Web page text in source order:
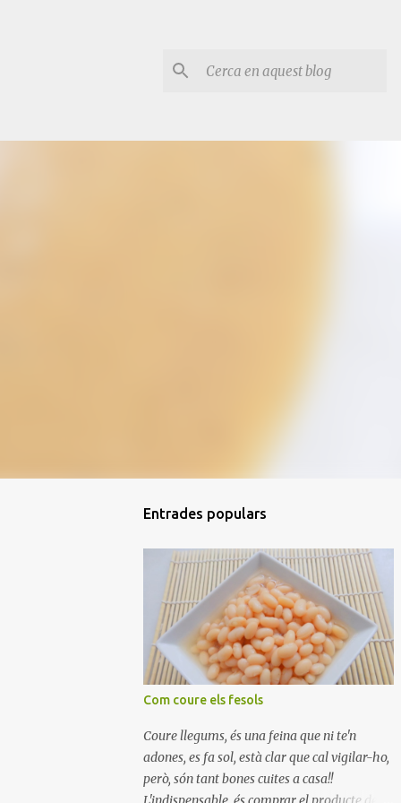
Entrades populars
Com coure els fesols
Coure llegums, és una feina que ni te'n
adones, es fa sol, està clar que cal vigilar-ho,
però, són tant bones cuites a casa!!